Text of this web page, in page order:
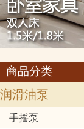
商品分类
润滑油泵
手摇泵